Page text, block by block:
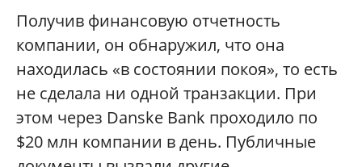
Получив финансовую отчетность
компании, он обнаружил, что она
находилась «в состоянии покоя», то есть
не сделала ни одной транзакции. При
этом через Danske Bank проходило по
$20 млн компании в день. Публичные